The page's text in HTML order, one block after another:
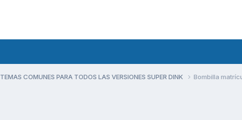
TEMAS COMUNES PARA TODOS LAS VERSIONES SUPER DINK Bombilla